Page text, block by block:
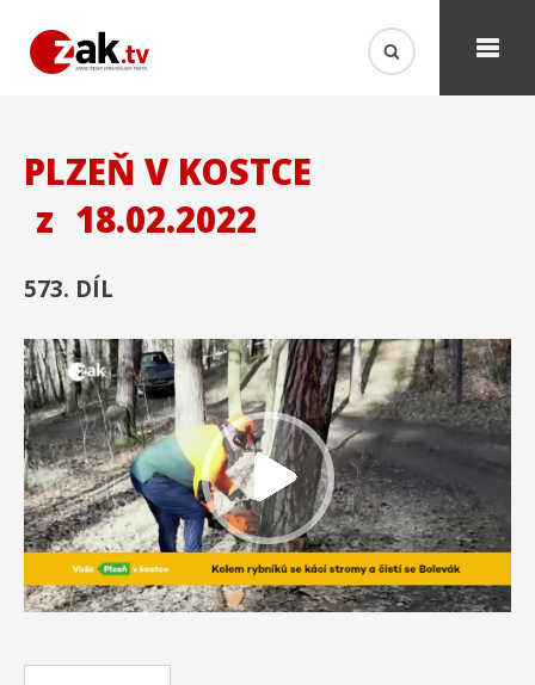
PLZEŇ V KOSTCE
z 18.02.2022
573. DÍL